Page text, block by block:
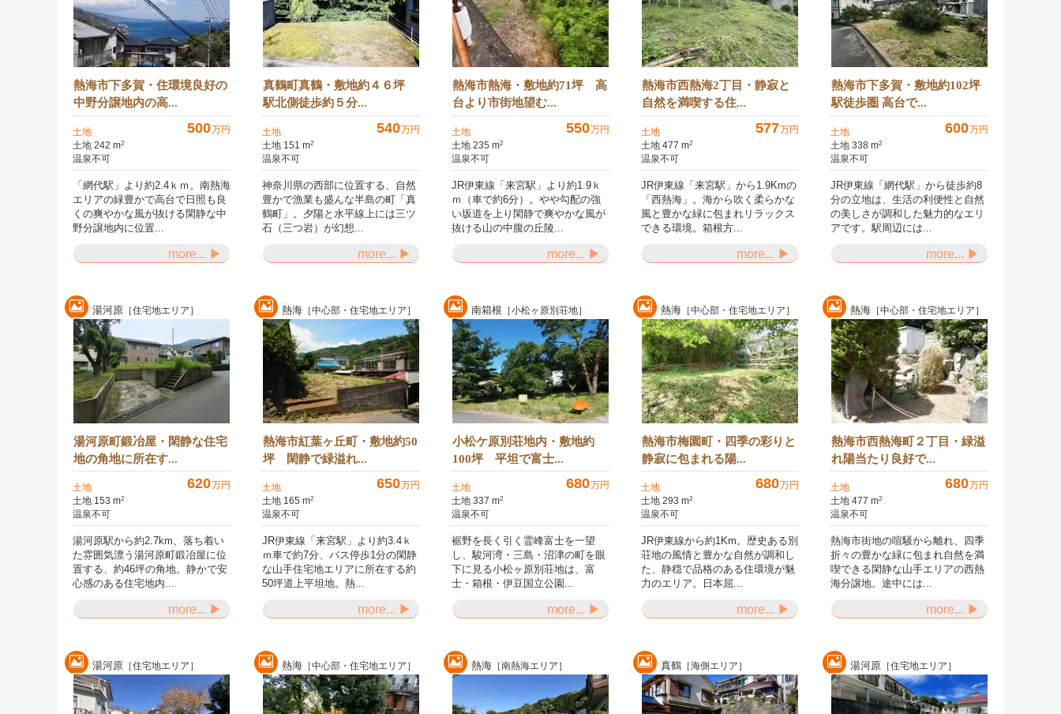
熱海市下多賀・住環境良好の
中野分譲地内の高...
土地 500万円
土地 242 m2
温泉不可
「網代駅」より約2.4ｋｍ。南熱海
エリアの緑豊かで高台で日照も良
くの爽やかな風が抜ける閑静な中
野分譲地内に位置...
more... ▶
真鶴町真鶴・敷地約４６坪
駅北側徒歩約５分...
土地 540万円
土地 151 m2
温泉不可
神奈川県の西部に位置する、自然
豊かで漁業も盛んな半島の町「真
鶴町」。夕陽と水平線上には三ツ
石（三つ岩）が幻想...
more... ▶
熱海市熱海・敷地約71坪 高
台より市街地望む...
土地 550万円
土地 235 m2
温泉不可
JR伊東線「来宮駅」より約1.9ｋ
ｍ（車で約6分）。やや勾配の強
い坂道を上り閑静で爽やかな風が
抜ける山の中腹の丘陵...
more... ▶
熱海市西熱海2丁目・静寂と
自然を満喫する住...
土地 577万円
土地 477 m2
温泉不可
JR伊東線「来宮駅」から1.9Kmの
「西熱海」。海から吹く柔らかな
風と豊かな緑に包まれリラックス
できる環境。箱根方...
more... ▶
熱海市下多賀・敷地約102坪
駅徒歩圏 高台で...
土地 600万円
土地 338 m2
温泉不可
JR伊東線「網代駅」から徒歩約8
分の立地は、生活の利便性と自然
の美しさが調和した魅力的なエリ
アです。駅周辺には...
more... ▶
湯河原 ［住宅地エリア］
湯河原町鍛冶屋・閑静な住宅
地の角地に所在す...
土地 620万円
土地 153 m2
温泉不可
湯河原駅から約2.7km、落ち着い
た雰囲気漂う湯河原町鍛冶屋に位
置する、約46坪の角地。静かで安
心感のある住宅地内...
more... ▶
熱海 ［中心部・住宅地エリア］
熱海市紅葉ヶ丘町・敷地約50
坪 閑静で緑溢れ...
土地 650万円
土地 165 m2
温泉不可
JR伊東線「来宮駅」より約3.4ｋ
ｍ車で約7分、バス停歩1分の閑静
な山手住宅地エリアに所在する約
50坪道上平坦地。熱...
more... ▶
南箱根 ［小松ヶ原別荘地］
小松ケ原別荘地内・敷地約
100坪 平坦で富士...
土地 680万円
土地 337 m2
温泉不可
裾野を長く引く霊峰富士を一望
し、駿河湾・三島・沼津の町を眼
下に見る小松ヶ原別荘地は、富
士・箱根・伊豆国立公園...
more... ▶
熱海 ［中心部・住宅地エリア］
熱海市梅園町・四季の彩りと
静寂に包まれる陽...
土地 680万円
土地 293 m2
温泉不可
JR伊東線から約1Km。歴史ある別
荘地の風情と豊かな自然が調和し
た、静穏で品格のある住環境が魅
力のエリア。日本屈...
more... ▶
熱海 ［中心部・住宅地エリア］
熱海市西熱海町２丁目・緑溢
れ陽当たり良好で...
土地 680万円
土地 477 m2
温泉不可
熱海市街地の喧騒から離れ、四季
折々の豊かな緑に包まれ自然を満
喫できる閑静な山手エリアの西熱
海分譲地。途中には...
more... ▶
湯河原 ［住宅地エリア］ 熱海 ［中心部・住宅地エリア］ 熱海 ［南熱海エリア］ 真鶴 ［海側エリア］ 湯河原 ［住宅地エリア］